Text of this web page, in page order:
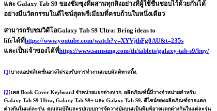
และ Galaxy Tab S9 ของซัมซุงที่ผสานทุกสิ่งอย่างที่ผู้ใช้ชื่นชอบไว้ด้วยกันได้
อย่างมีนวัตกรรมในดีไซน์สุดพรีเมียมที่ครบถ้วนในหนึ่งเดียว
สามารถรับชมวิดีโอGalaxy Tab S9 Ultra: Bring ideas to
lifeได้ที่https://www.youtube.com/watch?v=XYVjthFg0AU&t=235s
และเป็นเจ้าของได้ที่https://www.samsung.com/th/tablets/galaxy-tab-s9/buy/
[1]บางแอปพลิเคชั่นอาจไม่รองรับการทำงานแบบมัลติทาสกิ้ง.
[2]เคส Book Cover Keyboard จำหน่ายแยกต่างหาก. ผลิตภัณฑ์นี้มีวางจำหน่ายสำหรับ
Galaxy Tab S9 Ultra, Galaxy Tab S9+ และ Galaxy Tab S9. ดีไซน์ของผลิตภัณฑ์อาจแตก
ต่างกันในแต่ละรุ่น. คุณสมบัติและรูปแบบการจัดวางปุ่มบนแป้นพิมพ์อาจแตกต่างกันในแต่ละรุ่น